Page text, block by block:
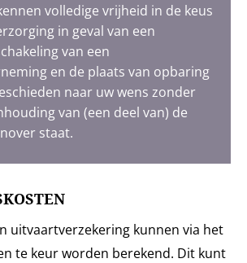
volledige vrijheid in de keus
in geval van een
van een
en de plaats van opbaring
naar uw wens zonder
van (een deel van) de
staat.
uitvaartverzekering kunnen via het
te keur worden berekend. Dit kunt